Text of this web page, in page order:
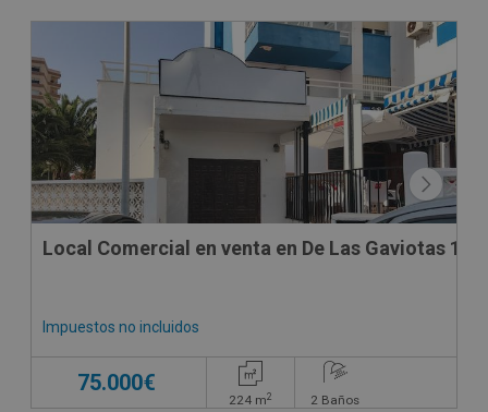
Local Comercial en venta en De Las Gaviotas 18
Impuestos no incluidos
75.000€
224 m2 2 Baños